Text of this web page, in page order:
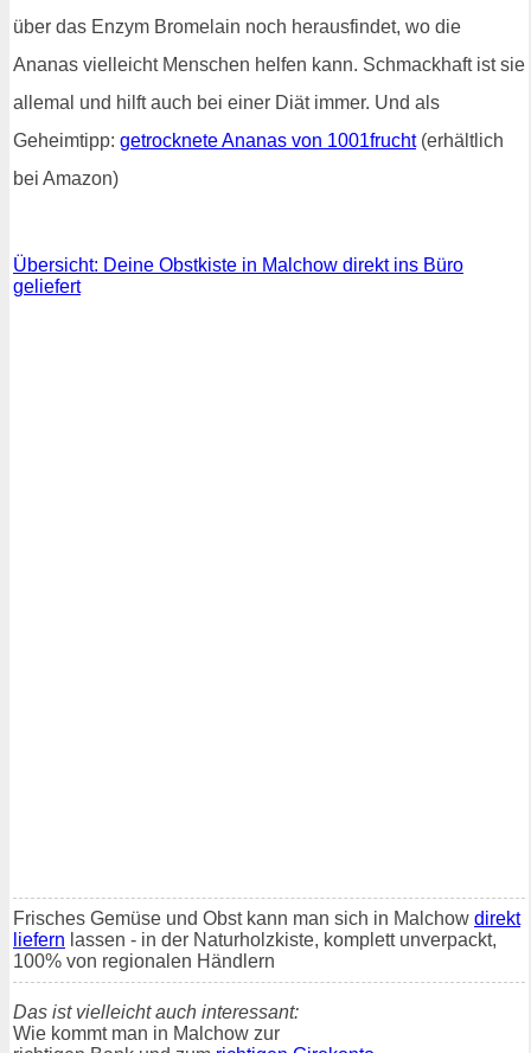
über das Enzym Bromelain noch herausfindet, wo die
Ananas vielleicht Menschen helfen kann. Schmackhaft ist sie
allemal und hilft auch bei einer Diät immer. Und als
Geheimtipp: getrocknete Ananas von 1001frucht(erhältlich
bei Amazon)
Übersicht: Deine Obstkiste in Malchow direkt ins Büro
geliefert
Frisches Gemüse und Obst kann man sich in Malchow direkt
liefern lassen - in der Naturholzkiste, komplett unverpackt,
100% von regionalen Händlern
Das ist vielleicht auch interessant:
Wie kommt man in Malchow zur